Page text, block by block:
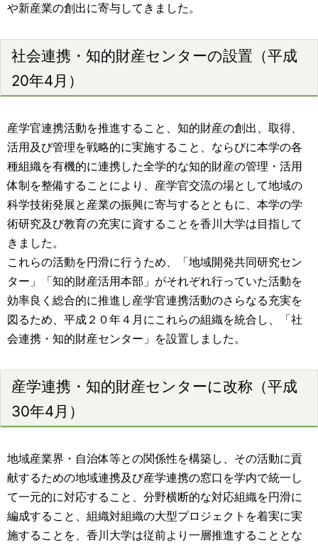
や新産業の創出に寄与してきました。
社会連携・知的財産センターの設置（平成
20年4月）
産学官連携活動を推進すること、知的財産の創出、取得、
活用及び管理を戦略的に実施すること、ならびに本学の各
種組織を有機的に連携した全学的な知的財産の管理・活用
体制を整備することにより、産学官交流の場として地域の
科学技術発展と産業の振興に寄与するとともに、本学の学
術研究及び教育の充実に資することを香川大学は目指して
きました。
これらの活動を円滑に行うため、「地域開発共同研究セン
ター」「知的財産活用本部」がそれぞれ行っていた活動を
効率良く総合的に推進し産学官連携活動のさらなる充実を
図るため、平成２０年４月にこれらの組織を統合し、「社
会連携・知的財産センター」を設置しました。
産学連携・知的財産センターに改称（平成
30年4月）
地域産業界・自治体等との関係性を構築し、その活動に貢
献するための地域連携及び産学連携の窓口を学内で統一し
て一元的に対応すること、分野横断的な対応組織を円滑に
編成すること、組織対組織の大型プロジェクトを着実に実
施することを、香川大学は従前より一層推進することとな